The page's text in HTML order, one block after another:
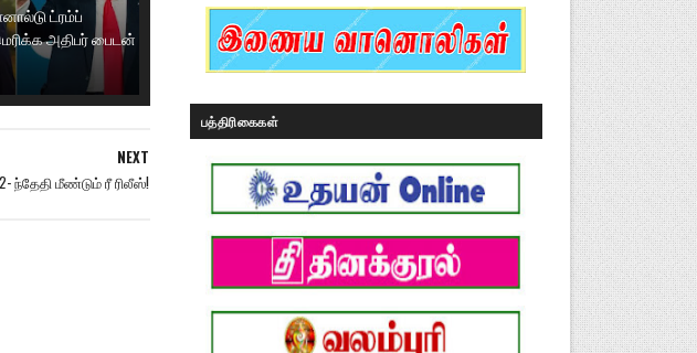
ட்ரம்ப்
அதிபர் பைடன்
NEXT
ந்தேதி மீண்டும் ரீ ரிலீஸ்!
பத்திரிகைகள்